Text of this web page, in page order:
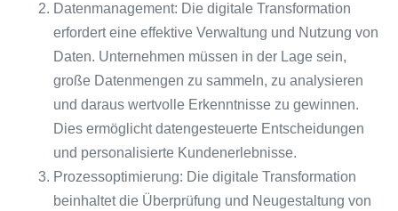
Datenmanagement: Die digitale Transformation
erfordert eine effektive Verwaltung und Nutzung von
Daten. Unternehmen müssen in der Lage sein,
große Datenmengen zu sammeln, zu analysieren
und daraus wertvolle Erkenntnisse zu gewinnen.
Dies ermöglicht datengesteuerte Entscheidungen
und personalisierte Kundenerlebnisse.
Prozessoptimierung: Die digitale Transformation
beinhaltet die Überprüfung und Neugestaltung von